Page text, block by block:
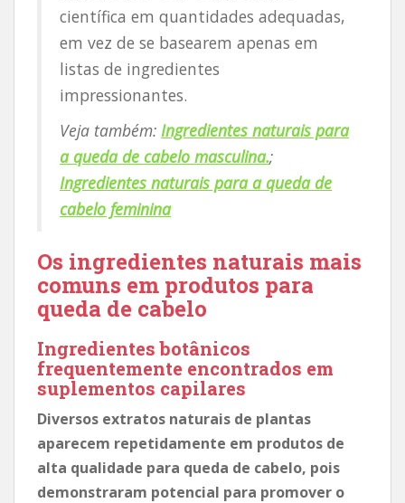
científica em quantidades adequadas,
em vez de se basearem apenas em
listas de ingredientes
impressionantes.
Veja também: Ingredientes naturais para
a queda de cabelo masculina.;
Ingredientes naturais para a queda de
cabelo feminina
Os ingredientes naturais mais
comuns em produtos para
queda de cabelo
Ingredientes botânicos
frequentemente encontrados em
suplementos capilares
Diversos extratos naturais de plantas
aparecem repetidamente em produtos de
alta qualidade para queda de cabelo, pois
demonstraram potencial para promover o